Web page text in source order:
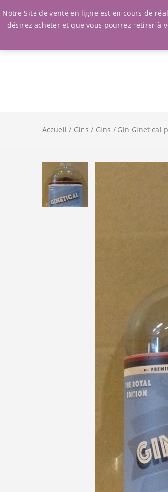
Accueil / Gins / Gins / Gin Ginetical
Notre Site de vente en ligne est en cours de
désirez acheter et que vous pourrez retirer à